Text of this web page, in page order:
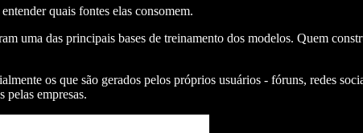
quais fontes elas consomem.
uma das principais bases de treinamento dos modelos. Quem
os que são gerados pelos próprios usuários - fóruns, redes
pelas empresas.